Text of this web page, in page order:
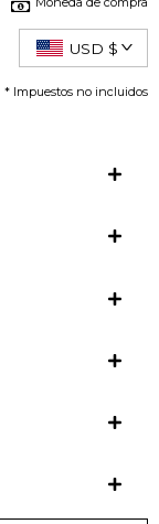
USD $
* Impuestos no incluidos